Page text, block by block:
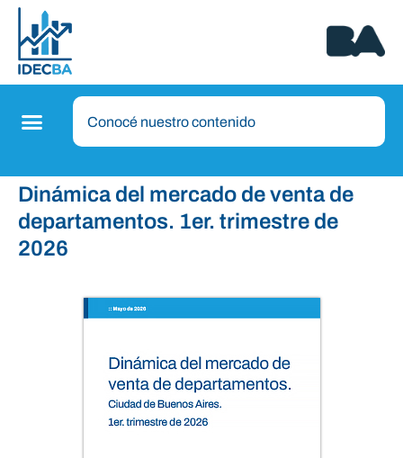
Dinámica del mercado de venta de
departamentos. 1er. trimestre de
2026